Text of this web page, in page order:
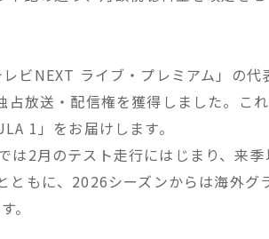
ビNEXT ライブ・プレミアム」の
放送・配信権を獲得しました。こ
1」をお届けします。
は2月のテスト走行にはじまり、来
ともに、2026シーズンからは海外グ
。